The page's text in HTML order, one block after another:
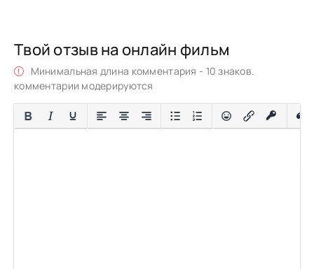
Твой отзыв на онлайн фильм
Минимальная длина комментария - 10 знаков.
комментарии модерируются